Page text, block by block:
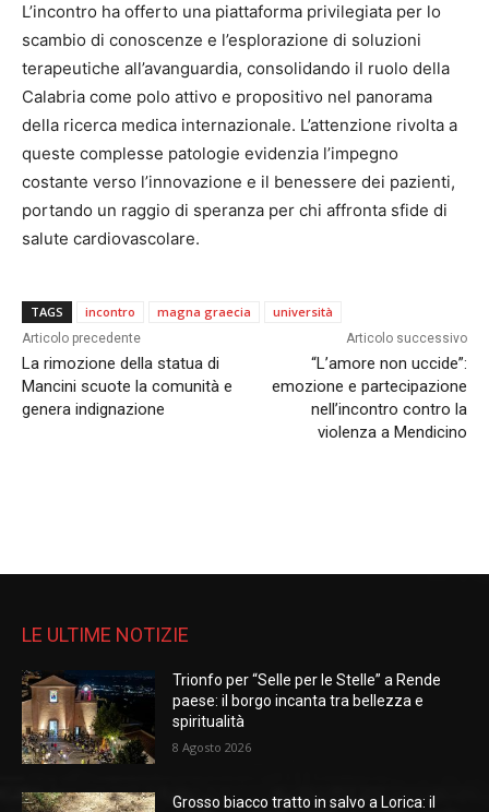
L’incontro ha offerto una piattaforma privilegiata per lo
scambio di conoscenze e l’esplorazione di soluzioni
terapeutiche all’avanguardia, consolidando il ruolo della
Calabria come polo attivo e propositivo nel panorama
della ricerca medica internazionale. L’attenzione rivolta a
queste complesse patologie evidenzia l’impegno
costante verso l’innovazione e il benessere dei pazienti,
portando un raggio di speranza per chi affronta sfide di
salute cardiovascolare.
TAGS incontro magna graecia università
Articolo precedente
La rimozione della statua di
Mancini scuote la comunità e
genera indignazione
Articolo successivo
“L’amore non uccide”:
emozione e partecipazione
nell’incontro contro la
violenza a Mendicino
LE ULTIME NOTIZIE
Trionfo per “Selle per le Stelle” a Rende
paese: il borgo incanta tra bellezza e
spiritualità
8 Agosto 2026
Grosso biacco tratto in salvo a Lorica: il